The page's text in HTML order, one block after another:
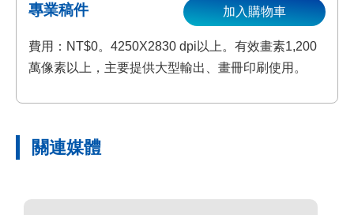
專業稿件
費用：NT$0。4250X2830 dpi以上。有效畫素1,200
萬像素以上，主要提供大型輸出、畫冊印刷使用。
加入購物車
關連媒體